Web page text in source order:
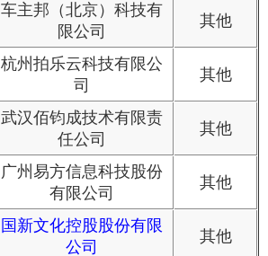
车主邦（北京）科技有
限公司
其他
杭州拍乐云科技有限公
司
其他
武汉佰钧成技术有限责
任公司
其他
广州易方信息科技股份
有限公司
其他
国新文化控股股份有限
公司
其他